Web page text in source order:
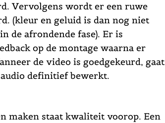
Vervolgens wordt er een ruwe
(kleur en geluid is dan nog niet
de afrondende fase). Er is
op de montage waarna er
de video is goedgekeurd, gaat
definitief bewerkt.
maken staat kwaliteit voorop. Een